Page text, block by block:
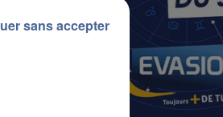
sans accepter